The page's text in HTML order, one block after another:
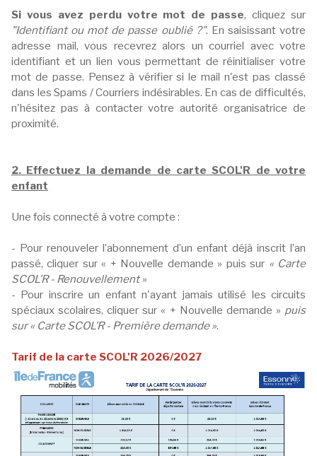
Si vous avez perdu votre mot de passe, cliquez sur
"Identifiant ou mot de passe oublié ?". En saisissant votre
adresse mail, vous recevrez alors un courriel avec votre
identifiant et un lien vous permettant de réinitialiser votre
mot de passe. Pensez à vérifier si le mail n'est pas classé
dans les Spams / Courriers indésirables. En cas de difficultés,
n'hésitez pas à contacter votre autorité organisatrice de
proximité.
2. Effectuez la demande de carte SCOL'R de votre
enfant
Une fois connecté à votre compte :
- Pour renouveler l’abonnement d’un enfant déjà inscrit l’an
passé, cliquer sur « + Nouvelle demande » puis sur « Carte
SCOL’R - Renouvellement »
- Pour inscrire un enfant n'ayant jamais utilisé les circuits
spéciaux scolaires, cliquer sur « + Nouvelle demande » puis
sur « Carte SCOL’R - Première demande ».
Tarif de la carte SCOL'R 2026/2027